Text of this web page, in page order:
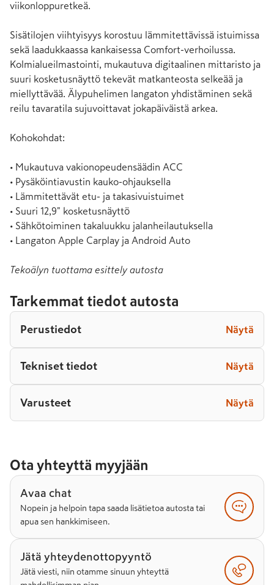
viikonloppuretkeä.
Sisätilojen viihtyisyys korostuu lämmitettävissä istuimissa
sekä laadukkaassa kankaisessa Comfort-verhoilussa.
Kolmialueilmastointi, mukautuva digitaalinen mittaristo ja
suuri kosketusnäyttö tekevät matkanteosta selkeää ja
miellyttävää. Älypuhelimen langaton yhdistäminen sekä
reilu tavaratila sujuvoittavat jokapäiväistä arkea.
Kohokohdat:
• Mukautuva vakionopeudensäädin ACC
• Pysäköintiavustin kauko-ohjauksella
• Lämmitettävät etu- ja takasivuistuimet
• Suuri 12,9" kosketusnäyttö
• Sähkötoiminen takaluukku jalanheilautuksella
• Langaton Apple Carplay ja Android Auto
Tekoälyn tuottama esittely autosta
Tarkemmat tiedot autosta
Perustiedot Näytä
Tekniset tiedot Näytä
Varusteet Näytä
Ota yhteyttä myyjään
Avaa chat
Nopein ja helpoin tapa saada lisätietoa autosta tai
apua sen hankkimiseen.
Jätä yhteydenottopyyntö
Jätä viesti, niin otamme sinuun yhteyttä